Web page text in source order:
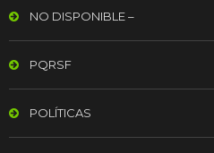
NO DISPONIBLE –
PQRSF
POLÍTICAS